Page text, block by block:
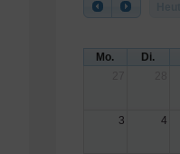
Mo. Di.
3 4